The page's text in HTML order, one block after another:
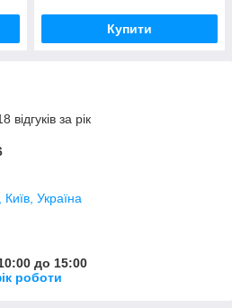
Купити
за рік
Україна
до 15:00
роботи